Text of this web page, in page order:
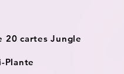
20 cartes Jungle
Plante